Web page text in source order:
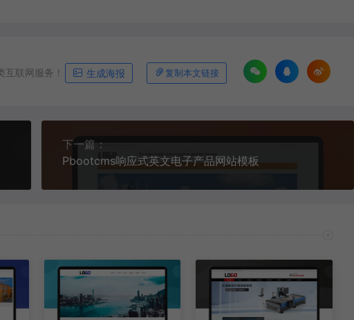
联网服务！ 生成海报 复制本文链接
下一篇：
Pbootcms响应式英文电子产品网站模板